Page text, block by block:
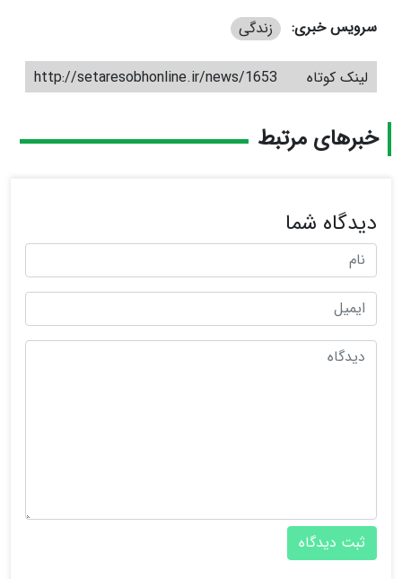
سرویس خبری: زندگی
لینک کوتاه http://setaresobhonline.ir/news/1653
خبرهای مرتبط
دیدگاه شما
ثبت دیدگاه